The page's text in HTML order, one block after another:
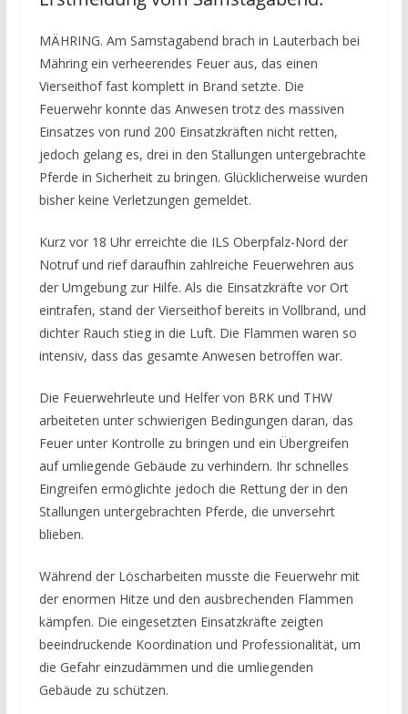
MÄHRING. Am Samstagabend brach in Lauterbach bei
Mähring ein verheerendes Feuer aus, das einen
Vierseithof fast komplett in Brand setzte. Die
Feuerwehr konnte das Anwesen trotz des massiven
Einsatzes von rund 200 Einsatzkräften nicht retten,
jedoch gelang es, drei in den Stallungen untergebrachte
Pferde in Sicherheit zu bringen. Glücklicherweise wurden
bisher keine Verletzungen gemeldet.
Kurz vor 18 Uhr erreichte die ILS Oberpfalz-Nord der
Notruf und rief daraufhin zahlreiche Feuerwehren aus
der Umgebung zur Hilfe. Als die Einsatzkräfte vor Ort
eintrafen, stand der Vierseithof bereits in Vollbrand, und
dichter Rauch stieg in die Luft. Die Flammen waren so
intensiv, dass das gesamte Anwesen betroffen war.
Die Feuerwehrleute und Helfer von BRK und THW
arbeiteten unter schwierigen Bedingungen daran, das
Feuer unter Kontrolle zu bringen und ein Übergreifen
auf umliegende Gebäude zu verhindern. Ihr schnelles
Eingreifen ermöglichte jedoch die Rettung der in den
Stallungen untergebrachten Pferde, die unversehrt
blieben.
Während der Löscharbeiten musste die Feuerwehr mit
der enormen Hitze und den ausbrechenden Flammen
kämpfen. Die eingesetzten Einsatzkräfte zeigten
beeindruckende Koordination und Professionalität, um
die Gefahr einzudämmen und die umliegenden
Gebäude zu schützen.